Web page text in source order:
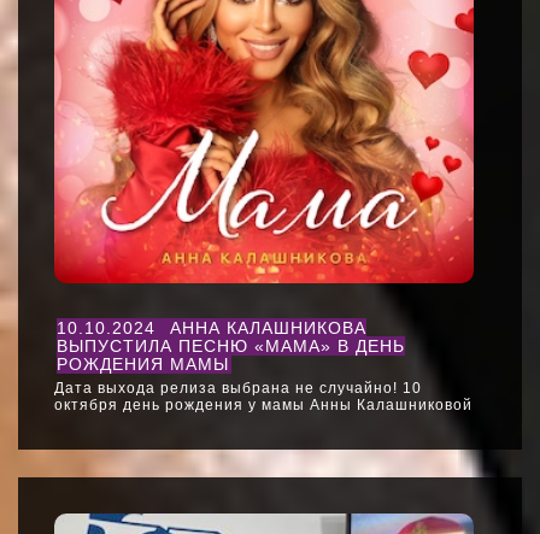
10.10.2024
АННА КАЛАШНИКОВА
ВЫПУСТИЛА ПЕСНЮ «МАМА» В ДЕНЬ
РОЖДЕНИЯ МАМЫ
Дата выхода релиза выбрана не случайно! 10
октября день рождения у мамы Анны Калашниковой